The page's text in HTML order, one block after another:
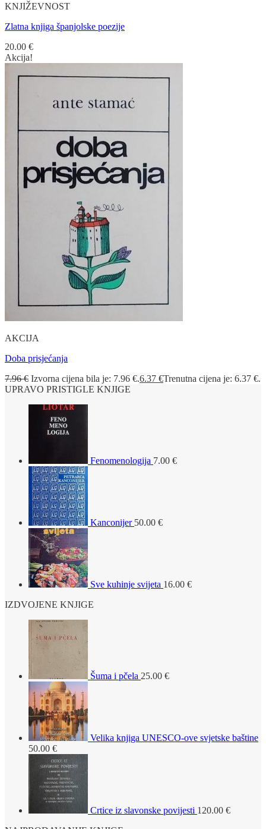
KNJIŽEVNOST
Zlatna knjiga španjolske poezije
20.00 €
Akcija!
AKCIJA
Doba prisjećanja
7.96€ Izvorna cijena bila je: 7.96 €.6.37 €Trenutna cijena je: 6.37 €.
UPRAVO PRISTIGLE KNJIGE
Fenomenologija 7.00 €
Kanconijer 50.00 €
Sve kuhinje svijeta 16.00 €
IZDVOJENE KNJIGE
Šuma i pčela 25.00 €
Velika knjiga UNESCO-ove svjetske baštine
50.00 €
Crtice iz slavonske povijesti 120.00 €